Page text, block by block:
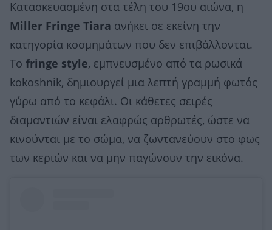
Κατασκευασμένη στα τέλη του 19ου αιώνα, η
Miller Fringe Tiara ανήκει σε εκείνη την
κατηγορία κοσμημάτων που δεν επιβάλλονται.
Το fringe style, εμπνευσμένο από τα ρωσικά
kokoshnik, δημιουργεί μια λεπτή γραμμή φωτός
γύρω από το κεφάλι. Οι κάθετες σειρές
διαμαντιών είναι ελαφρώς αρθρωτές, ώστε να
κινούνται με το σώμα, να ζωντανεύουν στο φως
των κεριών και να μην παγώνουν την εικόνα.